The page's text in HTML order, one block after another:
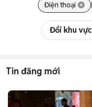
Điện thoại
Đổi khu vực
Tin đăng mới